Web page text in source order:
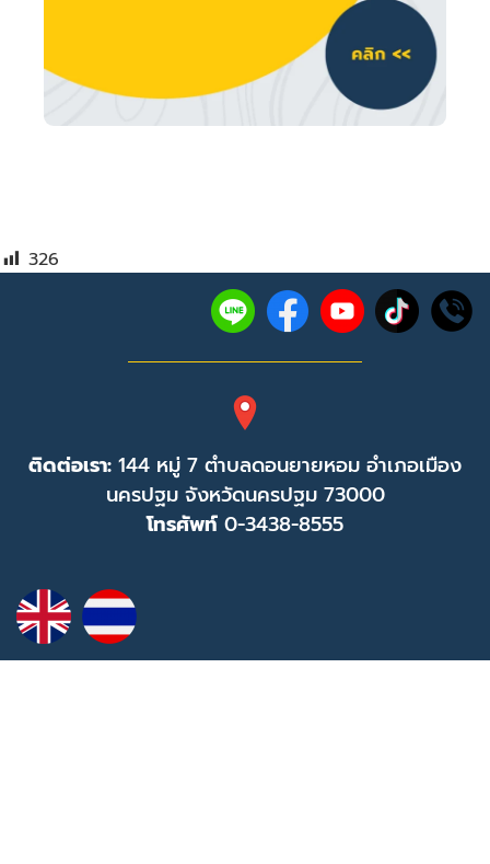
326
ติดต่อเรา: 144 หมู่ 7 ตำบลดอนยายหอม อำเภอเมือง
นครปฐม จังหวัดนครปฐม 73000
โทรศัพท์ 0-3438-8555